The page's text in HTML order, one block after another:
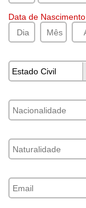
Data de Nascimento